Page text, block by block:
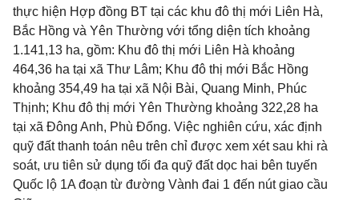
thực hiện Hợp đồng BT tại các khu đô thị mới Liên Hà,
Bắc Hồng và Yên Thường với tổng diện tích khoảng
1.141,13 ha, gồm: Khu đô thị mới Liên Hà khoảng
464,36 ha tại xã Thư Lâm; Khu đô thị mới Bắc Hồng
khoảng 354,49 ha tại xã Nội Bài, Quang Minh, Phúc
Thịnh; Khu đô thị mới Yên Thường khoảng 322,28 ha
tại xã Đông Anh, Phù Đổng. Việc nghiên cứu, xác định
quỹ đất thanh toán nêu trên chỉ được xem xét sau khi rà
soát, ưu tiên sử dụng tối đa quỹ đất dọc hai bên tuyến
Quốc lộ 1A đoạn từ đường Vành đai 1 đến nút giao cầu